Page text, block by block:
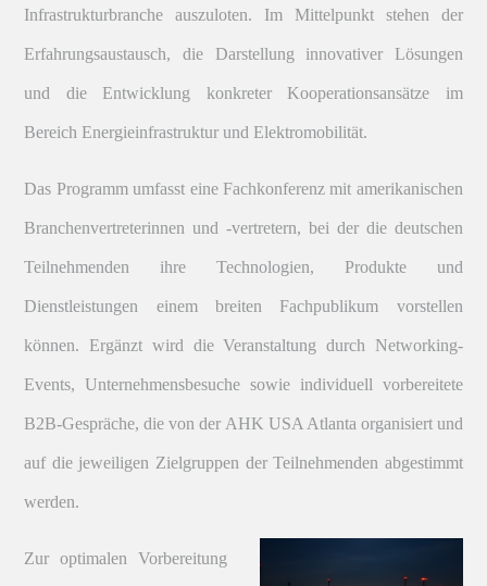
Infrastrukturbranche auszuloten. Im Mittelpunkt stehen der
Erfahrungsaustausch, die Darstellung innovativer Lösungen
und die Entwicklung konkreter Kooperationsansätze im
Bereich Energieinfrastruktur und Elektromobilität.
Das Programm umfasst eine Fachkonferenz mit amerikanischen
Branchenvertreterinnen und -vertretern, bei der die deutschen
Teilnehmenden ihre Technologien, Produkte und
Dienstleistungen einem breiten Fachpublikum vorstellen
können. Ergänzt wird die Veranstaltung durch Networking-
Events, Unternehmensbesuche sowie individuell vorbereitete
B2B-Gespräche, die von der AHK USA Atlanta organisiert und
auf die jeweiligen Zielgruppen der Teilnehmenden abgestimmt
werden.
Zur optimalen Vorbereitung